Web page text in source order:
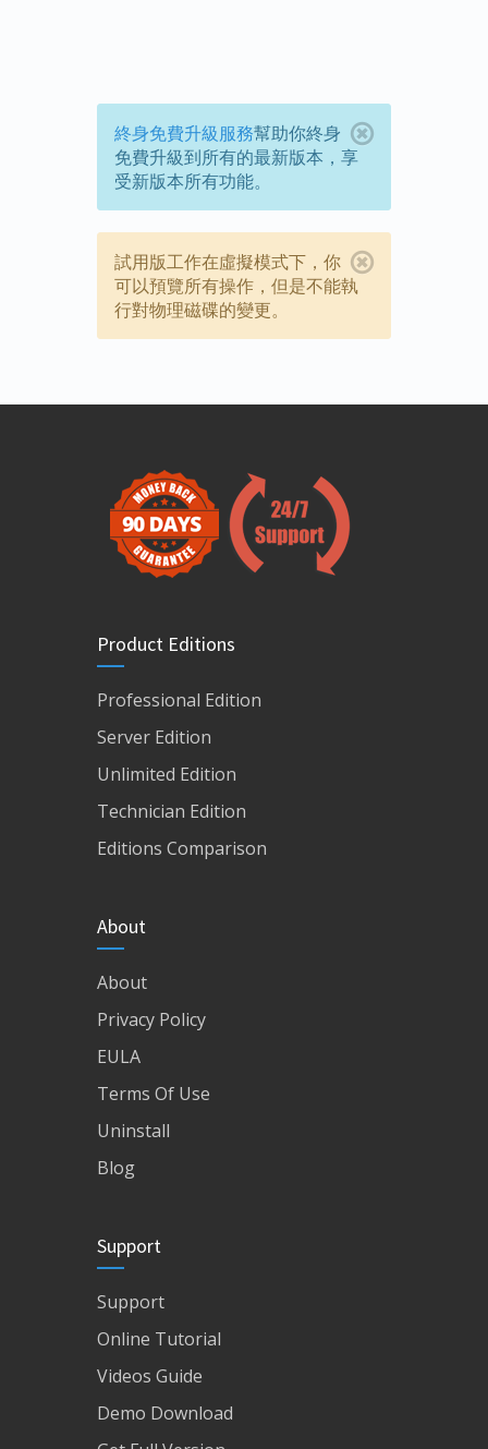
終身免費升級服務幫助你終身
免費升級到所有的最新版本，享
受新版本所有功能。
試用版工作在虛擬模式下，你
可以預覽所有操作，但是不能執
行對物理磁碟的變更。
Product Editions
Professional Edition
Server Edition
Unlimited Edition
Technician Edition
Editions Comparison
About
About
Privacy Policy
EULA
Terms Of Use
Uninstall
Blog
Support
Support
Online Tutorial
Videos Guide
Demo Download